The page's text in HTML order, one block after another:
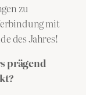
zu
mit
des Jahres!
prägend